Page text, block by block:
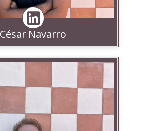
César Navarro